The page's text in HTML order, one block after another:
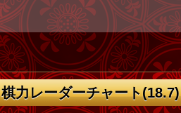
棋力レーダーチャート(18.7)